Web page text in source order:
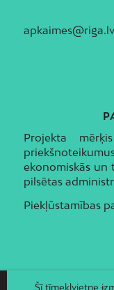
apkaimes@riga.lv
Projekta
ekonomiskās un
pilsētas
Piekļūstamības
Šī tīmekļvietne